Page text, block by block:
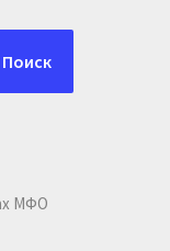
Поиск
МФО